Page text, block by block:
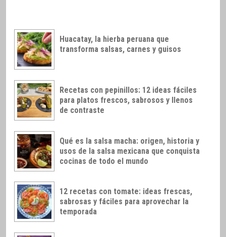
Huacatay, la hierba peruana que
transforma salsas, carnes y guisos
Recetas con pepinillos: 12 ideas fáciles
para platos frescos, sabrosos y llenos
de contraste
Qué es la salsa macha: origen, historia y
usos de la salsa mexicana que conquista
cocinas de todo el mundo
12 recetas con tomate: ideas frescas,
sabrosas y fáciles para aprovechar la
temporada